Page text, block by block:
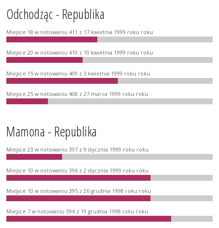
Odchodząc - Republika
Miejsce 18 w notowaniu 411 z 17 kwietnia 1999 roku roku
Miejsce 20 w notowaniu 410 z 10 kwietnia 1999 roku roku
Miejsce 15 w notowaniu 409 z 3 kwietnia 1999 roku roku
Miejsce 25 w notowaniu 408 z 27 marca 1999 roku roku
Mamona - Republika
Miejsce 23 w notowaniu 397 z 9 stycznia 1999 roku roku
Miejsce 10 w notowaniu 396 z 2 stycznia 1999 roku roku
Miejsce 10 w notowaniu 395 z 26 grudnia 1998 roku roku
Miejsce 7 w notowaniu 394 z 19 grudnia 1998 roku roku